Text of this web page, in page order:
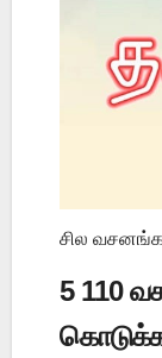
சில
5 110